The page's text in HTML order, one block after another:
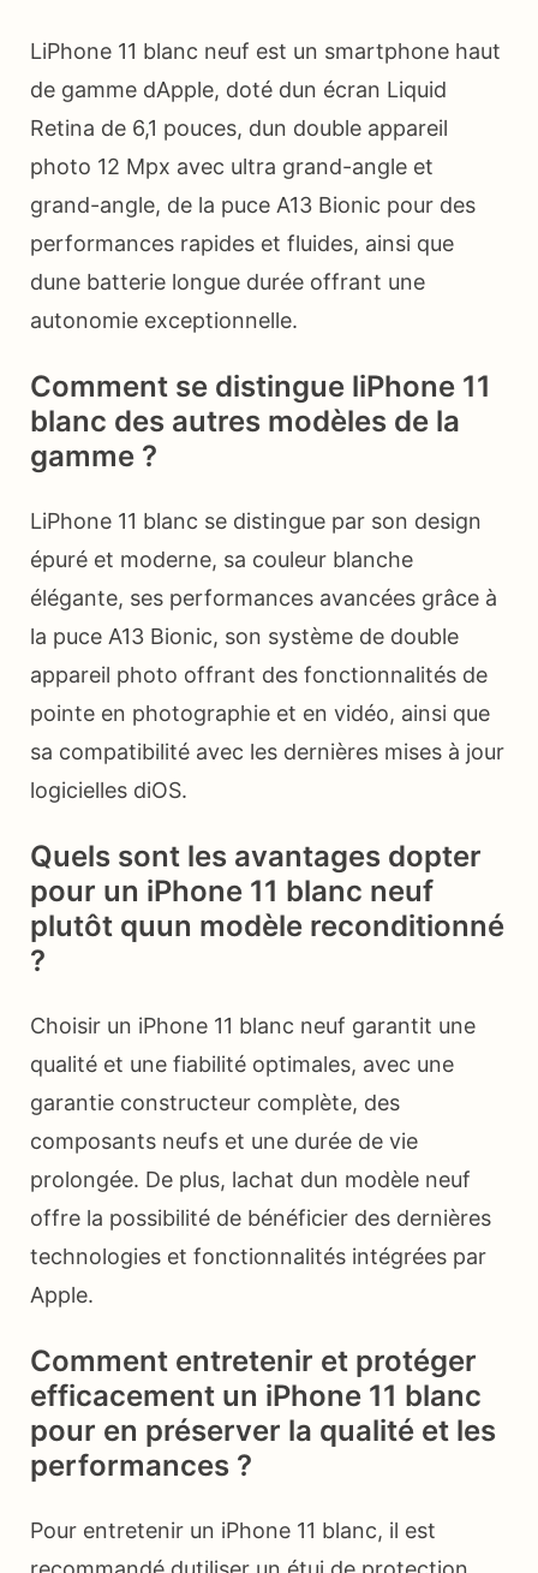
LiPhone 11 blanc neuf est un smartphone haut
de gamme dApple, doté dun écran Liquid
Retina de 6,1 pouces, dun double appareil
photo 12 Mpx avec ultra grand-angle et
grand-angle, de la puce A13 Bionic pour des
performances rapides et fluides, ainsi que
dune batterie longue durée offrant une
autonomie exceptionnelle.
Comment se distingue liPhone 11
blanc des autres modèles de la
gamme ?
LiPhone 11 blanc se distingue par son design
épuré et moderne, sa couleur blanche
élégante, ses performances avancées grâce à
la puce A13 Bionic, son système de double
appareil photo offrant des fonctionnalités de
pointe en photographie et en vidéo, ainsi que
sa compatibilité avec les dernières mises à jour
logicielles diOS.
Quels sont les avantages dopter
pour un iPhone 11 blanc neuf
plutôt quun modèle reconditionné
?
Choisir un iPhone 11 blanc neuf garantit une
qualité et une fiabilité optimales, avec une
garantie constructeur complète, des
composants neufs et une durée de vie
prolongée. De plus, lachat dun modèle neuf
offre la possibilité de bénéficier des dernières
technologies et fonctionnalités intégrées par
Apple.
Comment entretenir et protéger
efficacement un iPhone 11 blanc
pour en préserver la qualité et les
performances ?
Pour entretenir un iPhone 11 blanc, il est